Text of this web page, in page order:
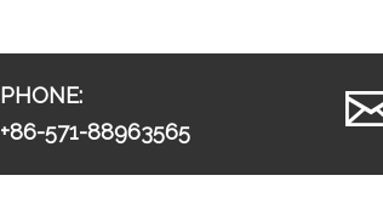
PHONE:
+86-571-88963565